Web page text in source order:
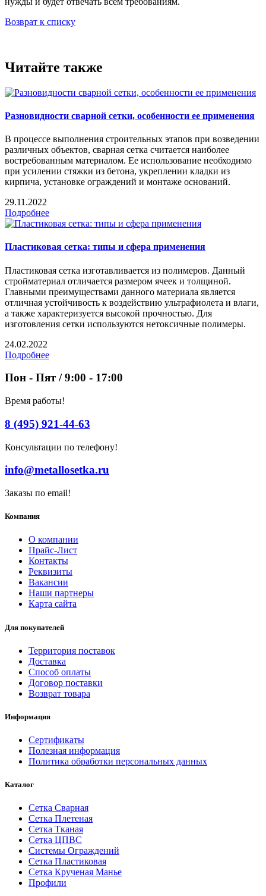
Возврат к списку
Читайте также
Разновидности сварной сетки, особенности ее применения
В процессе выполнения строительных этапов при возведении
различных объектов, сварная сетка считается наиболее
востребованным материалом. Ее использование необходимо
при усилении стяжки из бетона, укреплении кладки из
кирпича, установке ограждений и монтаже оснований.
29.11.2022
Подробнее
Пластиковая сетка: типы и сфера применения
Пластиковая сетка изготавливается из полимеров. Данный
стройматериал отличается размером ячеек и толщиной.
Главными преимуществами данного материала является
отличная устойчивость к воздействию ультрафиолета и влаги,
а также характеризуется высокой прочностью. Для
изготовления сетки используются нетоксичные полимеры.
24.02.2022
Подробнее
Пон - Пят / 9:00 - 17:00
Время работы!
8 (495) 921-44-63
Консультации по телефону!
info@metallosetka.ru
Заказы по email!
Компания
О компании
Прайс-Лист
Контакты
Реквизиты
Вакансии
Наши партнеры
Карта сайта
Для покупателей
Территория поставок
Доставка
Способ оплаты
Договор поставки
Возврат товара
Информация
Сертификаты
Полезная информация
Политика обработки персональных данных
Каталог
Сетка Сварная
Сетка Плетеная
Сетка Тканая
Сетка ЦПВС
Системы Ограждений
Сетка Пластиковая
Сетка Крученая Манье
Профили